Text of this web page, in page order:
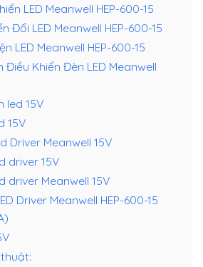
LED Meanwell HEP-600-15
Đổi LED Meanwell HEP-600-15
LED Meanwell HEP-600-15
Điều Khiển Đèn LED Meanwell
led 15V
15V
Driver Meanwell 15V
driver 15V
driver Meanwell 15V
Driver Meanwell HEP-600-15